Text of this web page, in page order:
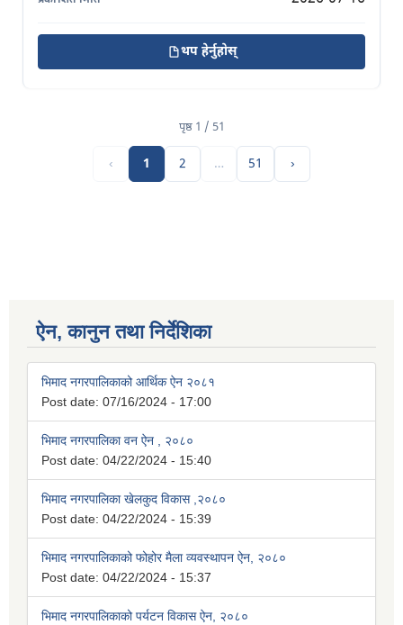
थप हेर्नुहोस्
पृष्ठ 1 / 51
‹ 1 2 … 51 ›
ऐन, कानुन तथा निर्देशिका
भिमाद नगरपालिकाको आर्थिक ऐन २०८१
Post date: 07/16/2024 - 17:00
भिमाद नगरपालिका वन ऐन , २०८०
Post date: 04/22/2024 - 15:40
भिमाद नगरपालिका खेलकुद विकास ,२०८०
Post date: 04/22/2024 - 15:39
भिमाद नगरपालिकाको फोहोर मैला व्यवस्थापन ऐन, २०८०
Post date: 04/22/2024 - 15:37
भिमाद नगरपालिकाको पर्यटन विकास ऐन, २०८०